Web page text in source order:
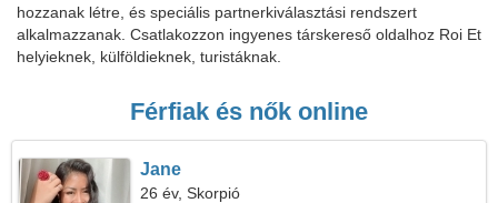
hozzanak létre, és speciális partnerkiválasztási rendszert
alkalmazzanak. Csatlakozzon ingyenes társkereső oldalhoz Roi Et
helyieknek, külföldieknek, turistáknak.
Férfiak és nők online
Jane
26 év, Skorpió